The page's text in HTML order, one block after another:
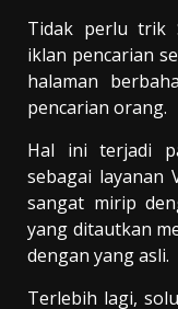
Tidak perlu trik
iklan pencarian
halaman
pencarian orang.
Hal ini terjadi
sebagai layanan
sangat mirip
yang ditautkan
dengan yang asli.
Terlebih lagi,